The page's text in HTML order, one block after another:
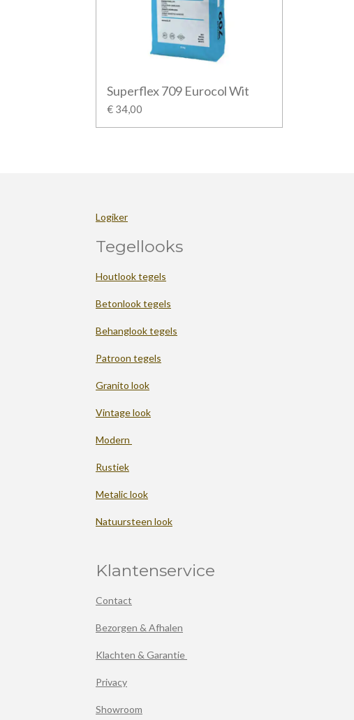
Superflex 709 Eurocol Wit
€ 34,00
Logiker
Tegellooks
Houtlook tegels
Betonlook tegels
Behanglook tegels
Patroon tegels
Granito look
Vintage look
Modern
Rustiek
Metalic look
Natuursteen look
Klantenservice
Contact
Bezorgen & Afhalen
Klachten & Garantie
Privacy
Showroom